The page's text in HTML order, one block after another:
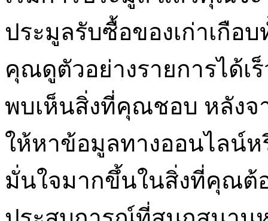
ประมูลรับซื้อของเก่าเกือ
คุณดูตัวอย่างรายการได้เ
พบเห็นสิ่งที่คุณชอบ หลังจ
ให้หาข้อมูลทางออนไลน์
มั่นใจมากขึ้นในสิ่งที่คุณต้อ